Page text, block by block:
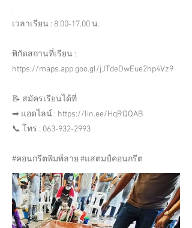
.
เวลาเรียน : 8.00-17.00น.
พิกัดสถานที่เรียน :
https://maps.app.goo.gl/jJTdeDwEue2hp4Vz9
📝 สมัครเรียนได้ที่
➡ แอดไลน์ : https://lin.ee/HqRQQAB
📞 โทร : 063-932-2993
#คอนกรีตพิมพ์ลาย #แสตมป์คอนกรีต